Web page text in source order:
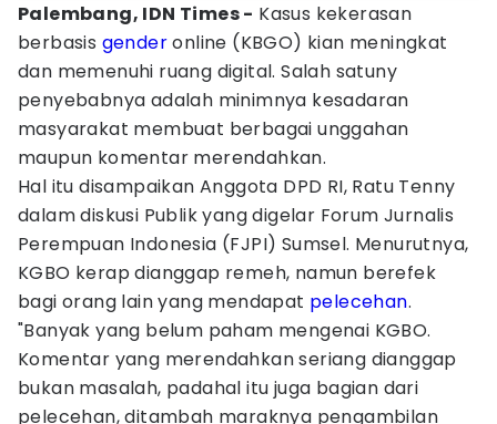
Palembang, IDN Times - Kasus kekerasan
berbasis genderonline (KBGO) kian meningkat
dan memenuhi ruang digital. Salah satuny
penyebabnya adalah minimnya kesadaran
masyarakat membuat berbagai unggahan
maupun komentar merendahkan.
Hal itu disampaikan Anggota DPD RI, Ratu Tenny
dalam diskusi Publik yang digelar Forum Jurnalis
Perempuan Indonesia (FJPI) Sumsel. Menurutnya,
KGBO kerap dianggap remeh, namun berefek
bagi orang lain yang mendapat pelecehan.
"Banyak yang belum paham mengenai KGBO.
Komentar yang merendahkan seriang dianggap
bukan masalah, padahal itu juga bagian dari
pelecehan, ditambah maraknya pengambilan